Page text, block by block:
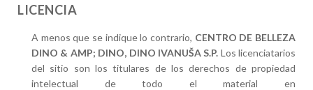
LICENCIA
A menos que se indique lo contrario, CENTRO DE BELLEZA
DINO & AMP; DINO, DINO IVANUŠA S.P. Los licenciatarios
del sitio son los titulares de los derechos de propiedad
intelectual de todo el material en